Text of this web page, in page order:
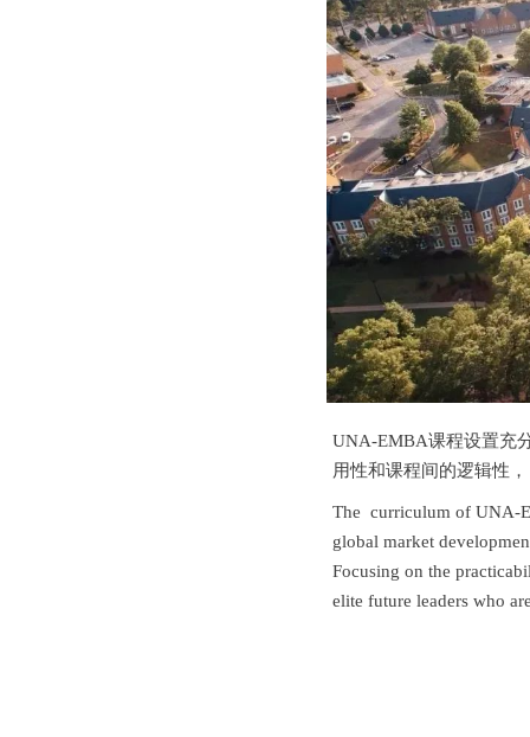
UNA-EMBA课程设置充
用性和课程间的逻辑性
The curriculum of UNA-
global market
Focusing on the
elite future leaders who